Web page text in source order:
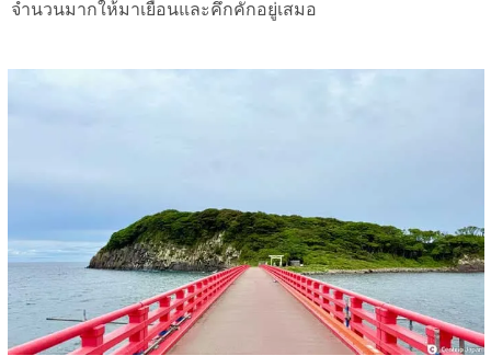
จำนวนมากให้มาเยือนและคึกคักอยู่เสมอ